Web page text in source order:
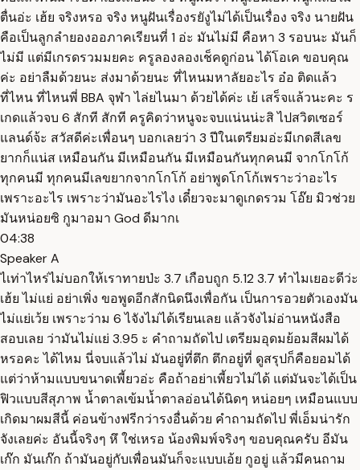
ตื่นอ่ะ เฮ้ย จริงหรอ จริง หนูฝันเรื่องรยังูไม่ได้เป็นเรื่อง จริง นายฝัน
คือเป็นลูกลำยองออภาคเรียนที่ 1 อ่ะ มันไม่มี คือหา 3 รอบนะ มันก็
ไม่มี แต่มีเกรดรวมมยคะ ครูลองลองเช็คดูก่อน ได้โอเค ขอบคุณ
ค่ะ อย่าลืมด้วยนะ ส่งมาด้วยนะ ที่ไหนมหาลัยอะไร อ๋อ ติดแล้ว
ที่ไหน ที่ไหนพี่ BBA จุฬา ไล่ยไนมา ด้วยได้ค่ะ เย้ เสร็จแล้วนะคะ ร
เกดแล้วจบ 6 สักที สักที ครูคิดว่าหนูจะจบแน่นน่ะสิ ไปสวิตเซอร์
แลนด์จ้ะ สวัสดีค่ะเพื่อนๆ บอกเลยว่า 3 ปีในเตรียมอ่ะมีเกดสีเลข
ยากก็แน่ส เหมือนกัน มีเหมือนกัน มีเหมือนกันทุกคนมี จากโกโก้
ทุกคนมี ทุกคนมีเลขยากจากโกโก้ อย่าพูดโกโก้เพราะว่าอะไร
เพราะอะไร เพราะว่ามันอะไรไง เดี๋ยวจะมาดูเกดรวม โอ๊ย มิวช่วย
มันหน่อยซิ กูมาอมา God ดีมากเ
04:38
Speaker A
ไเท่าไหร่ไม่บอกให้เราทายป่ะ 3.7 เกือบถูก 5.12 3.7 ทำไมเยอะดีว่ะ
เฮ้ย ไม่แย่ อย่าเพิ่ง ขอพูดอีกสักนิดนึงเพื่อกัน เป็นการอวยตัวเองมัน
ไม่แย่เว้ย เพราะว่าม 6 ไจังไม่ได้เรียนเลย แล้วจังไม่อ่านหนังสือ
สอบเลย ว่ามันไม่แย่ 3.95 ะ คำถามถัดไป เตรียมอุดมย้อมสีผมได้
หรอคะ ได้ไหม นี่จบแล้วไม่ มันอยู่ที่ตึก ตึกอยู่ที่ ดูสรุปก็คือยอมได้
แต่ว่าห้ามแบบขนาดเพี้ยวอ่ะ คือถ้าอย่าเพี้ยวไม่ได้ แต่มันจะได้เป็น
ฟิวแบบสีสุภาพ น้ำตาลเข้มน้ำตาลอ่อนได้นิดๆ หน่อยๆ เหมือนแบบ
เกิดมาผมสีนี้ ค่อนข้างฟรีกว่ารงอื่นด้วย คำถามถัดไป พี่เอ็มน่ารัก
จังเลยค่ะ อันนี้จริงๆ หึ ใช่เหรอ น้องพิมพ์จริงๆ ขอบคุณครับ อีมัน
เก๊ก มันเก๊ก ถ้ามันอยู่กับเพื่อนมันก็จะแบบเอ้ย กูอยู่ แล้วมีคนถาม